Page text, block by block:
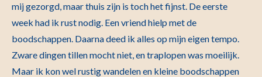
mij gezorgd, maar thuis zijn is toch het fijnst. De eerste
week had ik rust nodig. Een vriend hielp met de
boodschappen. Daarna deed ik alles op mijn eigen tempo.
Zware dingen tillen mocht niet, en traplopen was moeilijk.
Maar ik kon wel rustig wandelen en kleine boodschappen